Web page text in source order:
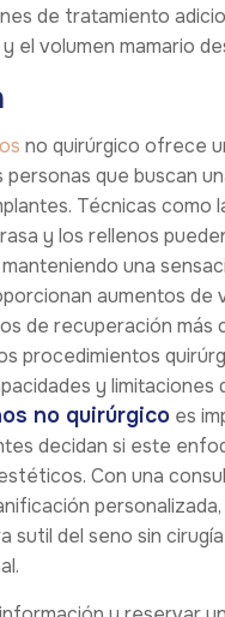
de tratamiento
el volumen mamario
no quirúrgico ofrece
que buscan
Técnicas como
y los rellenos
una
aumentos de
de recuperación más
procedimientos
y limitaciones
no quirúrgico es
decidan si este
Con una
sutil del seno sin